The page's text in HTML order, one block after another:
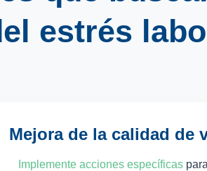
estrés
Mejora de la calidad de
Implemente acciones específicaspara